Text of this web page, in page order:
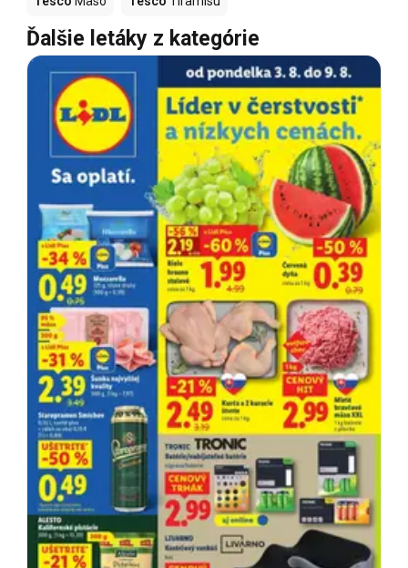
Ďalšie letáky z kategórie